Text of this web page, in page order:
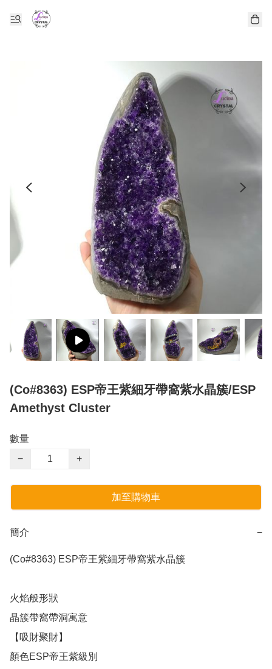
(Co#8363) ESP帝王紫細牙帶窩紫水晶簇/ESP
Amethyst Cluster
數量
−
+
加至購物車
簡介 −
(Co#8363) ESP帝王紫細牙帶窩紫水晶簇
火焰般形狀
晶簇帶窩帶洞寓意
【吸財聚財】
顏色ESP帝王紫級別